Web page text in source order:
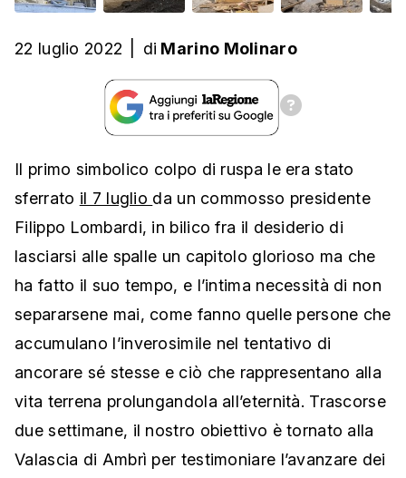
22 luglio 2022 di Marino Molinaro
Il primo simbolico colpo di ruspa le era stato
sferrato il 7 luglio da un commosso presidente
Filippo Lombardi, in bilico fra il desiderio di
lasciarsi alle spalle un capitolo glorioso ma che
ha fatto il suo tempo, e l’intima necessità di non
separarsene mai, come fanno quelle persone che
accumulano l’inverosimile nel tentativo di
ancorare sé stesse e ciò che rappresentano alla
vita terrena prolungandola all’eternità. Trascorse
due settimane, il nostro obiettivo è tornato alla
Valascia di Ambrì per testimoniare l’avanzare dei